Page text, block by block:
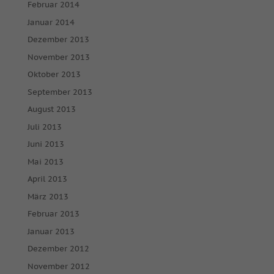
Februar 2014
Januar 2014
Dezember 2013
November 2013
Oktober 2013
September 2013
August 2013
Juli 2013
Juni 2013
Mai 2013
April 2013
März 2013
Februar 2013
Januar 2013
Dezember 2012
November 2012
so nur bestimmte Cookies auswählen.
Datenschutzeinstellungen
Essenziell (1)
sind für die einwandfreie Funktion der Website erforderlich.
Marketing (2)
verwendet, um personalisierte Werbung anzuzeigen. Sie tun dies,
indem sie Besucher über Websites hinweg verfolgen.
Cookie-Informationen anzeigen